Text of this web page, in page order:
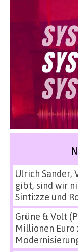
Ulrich Sander,
gibt, sind wir
Sinti:zze und
Grüne & Volt
Millionen